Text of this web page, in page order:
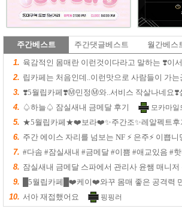
주간베스트 주간댓글베스트 월간베스
1. 육감적인 몸매란 이런것이다라고 말하는 ❣️이
2. 립카페는 처음인데..이런맛으로 사람들이 가는군요
3. ❣️5월립카페❣️Ⓜ️민정Ⓜ️와..서비스 작살나네요❣️
4. ♤하늘♤ 잠실새내 금메달 후기 모카마일
5. ★5월립카페★❤️보라❤️✨주간조✨레알펙트
6. 주간 에이스 자리를 넘보는 NF ⚡️ 은주⚡️ 이쁩니
7. #다솜 #잠실새내 #금메달 #이쁨 #애교있음 #
8. 잠실새내 금메달 스파에서 관리사 윤쌤 매니저
9. █5월립카페█❤️케이❤️와꾸 몸매 좋은 공격력
10. 서아 재접했어요 핑핑러